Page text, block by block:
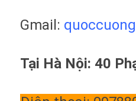
Gmail:
Tại Hà Nội: 40